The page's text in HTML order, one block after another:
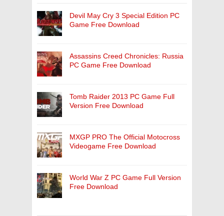
Devil May Cry 3 Special Edition PC
Game Free Download
Assassins Creed Chronicles: Russia
PC Game Free Download
Tomb Raider 2013 PC Game Full
Version Free Download
MXGP PRO The Official Motocross
Videogame Free Download
World War Z PC Game Full Version
Free Download